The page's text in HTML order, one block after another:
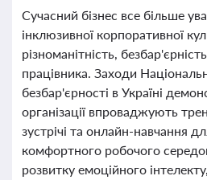
Сучасний бізнес все більше
інклюзивної корпоративної
різноманітність,
працівника. Заходи
безбар'єрності в Україні
організації впроваджують
зустрічі та онлайн-навчання
комфортного робочого
розвитку емоційного